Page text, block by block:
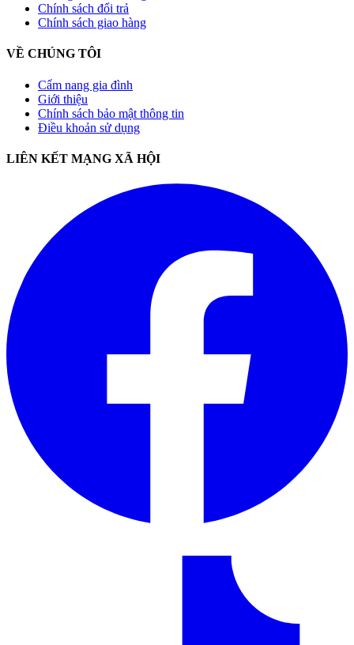
Chính sách đổi trả
Chính sách giao hàng
VỀ CHÚNG TÔI
Cẩm nang gia đình
Giới thiệu
Chính sách bảo mật thông tin
Điều khoản sử dụng
LIÊN KẾT MẠNG XÃ HỘI